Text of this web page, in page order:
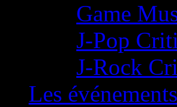
Game
J-Pop
J-Rock
Les événements